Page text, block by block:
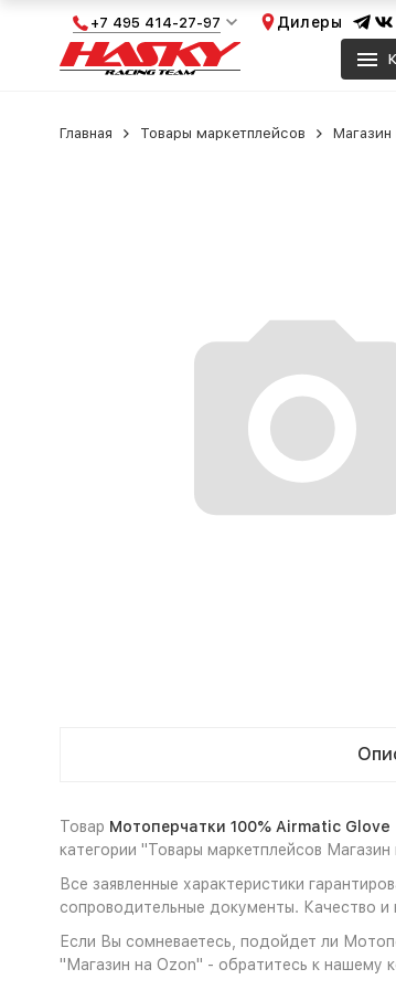
+7 495 414-27-97 Дилеры
Главная Товары маркетплейсов Магазин
Товар Мотоперчатки 100% Airmatic Glove
категории "Товары маркетплейсов Магазин
Все заявленные характеристики
сопроводительные документы. Качество
Если Вы сомневаетесь, подойдет ли
"Магазин на Ozon" - обратитесь к нашему